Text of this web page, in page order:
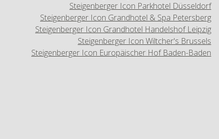
Steigenberger Icon Parkhotel Düsseldorf
Steigenberger Icon Grandhotel & Spa Petersberg
Steigenberger Icon Grandhotel Handelshof Leipzig
Steigenberger Icon Wiltcher's Brussels
Steigenberger Icon Europäischer Hof Baden-Baden